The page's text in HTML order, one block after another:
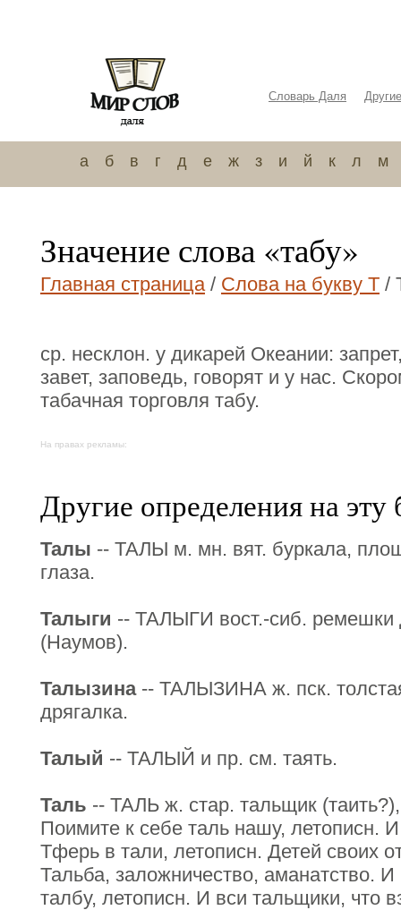
Словарь Даля
а б в г д е ж з и й к л м
Значение слова «табу»
Главная страница/ Слова на букву Т /
ср. несклон. у дикарей Океании:
завет, заповедь, говорят и у нас.
табачная торговля табу.
На правах рекламы:
Другие определения на эту
Талы -- ТАЛЫ м. мн. вят. буркала,
глаза.
Талыги -- ТАЛЫГИ вост.-сиб. ремешки
(Наумов).
Талызина-- ТАЛЫЗИНА ж. пск.
дрягалка.
Талый -- ТАЛЫЙ и пр. см. таять.
Таль -- ТАЛЬ ж. стар. тальщик
Поимите к себе таль нашу, летописн.
Тферь в тали, летописн. Детей своих
Тальба, заложничество, аманатство.
талбу, летописн. И вси тальщики, что